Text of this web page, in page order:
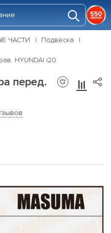
ЧАСТИ
Подвеска
HYUNDAI i20
перед.